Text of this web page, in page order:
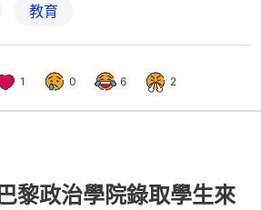
教育
1 0 6 2
黎政治學院錄取學生來